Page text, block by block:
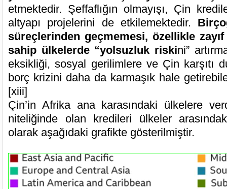
etmektedir. Şeffaflığın olmayışı, Çin
altyapı projelerini de etkilemektedir.
süreçlerinden geçmemesi, özellikle zayıf
sahip ülkelerde “yolsuzluk riskini”
eksikliği, sosyal gerilimlere ve Çin karşıtı
borç krizini daha da karmaşık hale
[xiii]
Çin’in Afrika ana karasındaki ülkelere
niteliğinde olan kredileri ülkeler
olarak aşağıdaki grafikte gösterilmiştir.